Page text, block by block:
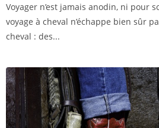
Voyager n’est jamais anodin, ni pour
voyage à cheval n’échappe bien sûr
cheval : des...